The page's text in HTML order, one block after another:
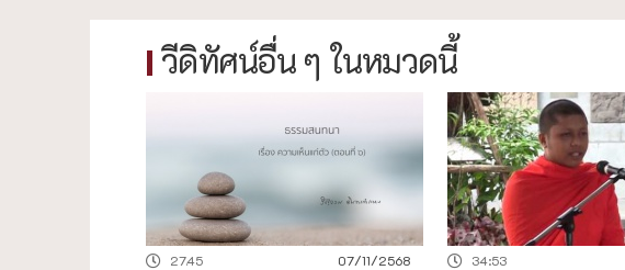
วีดิทัศน์อื่น ๆ ในหมวดนี้
07/11/2568
27.45 34:53